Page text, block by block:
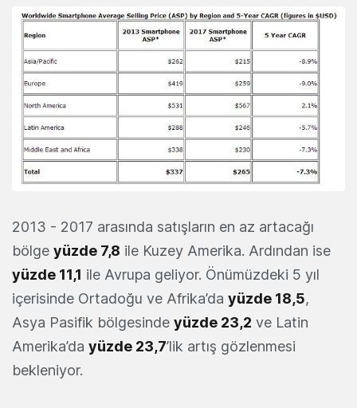
2013 - 2017 arasında satışların en az artacağı
bölge yüzde 7,8 ile Kuzey Amerika. Ardından ise
yüzde 11,1 ile Avrupa geliyor. Önümüzdeki 5 yıl
içerisinde Ortadoğu ve Afrika’da yüzde 18,5,
Asya Pasifik bölgesinde yüzde 23,2 ve Latin
Amerika’da yüzde 23,7’lik artış gözlenmesi
bekleniyor.